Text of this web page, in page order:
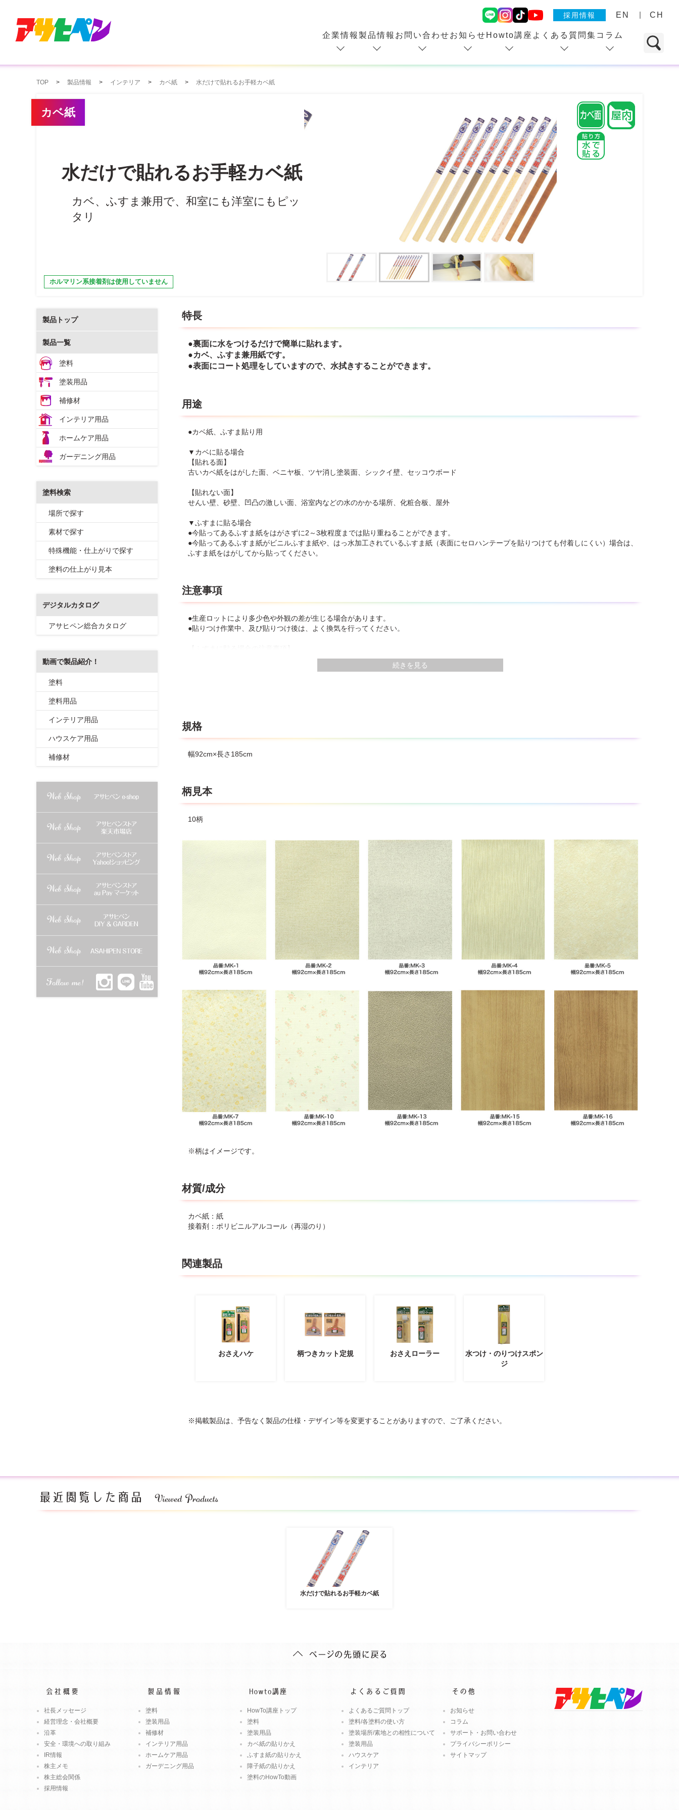
採用情報 EN CH
企業情報 製品情報 お問い合わせお知らせ Howto講座 よくある質問集 コラム
TOP 製品情報 インテリア カベ紙 水だけで貼れるお手軽カベ紙
カベ紙
水だけで貼れるお手軽カベ紙
カベ、ふすま兼用で、和室にも洋室にもピッ
タリ
ホルマリン系接着剤は使用していません
特長
●裏面に水をつけるだけで簡単に貼れます。
●カベ、ふすま兼用紙です。
●表面にコート処理をしていますので、水拭きすることができます。
用途
●カベ紙、ふすま貼り用
▼カベに貼る場合
【貼れる面】
古いカベ紙をはがした面、ベニヤ板、ツヤ消し塗装面、シックイ壁、セッコウボード
【貼れない面】
せんい壁、砂壁、凹凸の激しい面、浴室内などの水のかかる場所、化粧合板、屋外
▼ふすまに貼る場合
●今貼ってあるふすま紙をはがさずに2～3枚程度までは貼り重ねることができます。
●今貼ってあるふすま紙がビニルふすま紙や、はっ水加工されているふすま紙（表面にセロハンテープを貼りつけても付着しにくい）場合は、
ふすま紙をはがしてから貼ってください。
注意事項
●生産ロットにより多少色や外観の差が生じる場合があります。
●貼りつけ作業中、及び貼りつけ後は、よく換気を行ってください。
●濃い色柄のふすま紙の上に貼る場合は、あらかじめ濃い色柄の上に〈茶チリ〉を貼ってください。
●発泡スチロールふすまや段ボールふすまに貼る場合に、片面だけ貼り替えますと、ふすま本体がそる場合がありますので、両面とも貼り替え
続きを見る
規格
幅92cm×長さ185cm
柄見本
10柄
※柄はイメージです。
材質/成分
カベ紙：紙
接着剤：ポリビニルアルコール（再湿のり）
関連製品
おさえハケ 柄つきカット定規 おさえローラー
水つけ・のりつけスポン
ジ
※掲載製品は、予告なく製品の仕様・デザイン等を変更することがありますので、ご了承ください。
製品トップ
製品一覧
塗料
塗装用品
補修材
インテリア用品
ホームケア用品
ガーデニング用品
塗料検索
場所で探す
素材で探す
特殊機能・仕上がりで探す
塗料の仕上がり見本
デジタルカタログ
アサヒペン総合カタログ
動画で製品紹介！
塗料
塗料用品
インテリア用品
ハウスケア用品
補修材
水だけで貼れるお手軽カベ紙
社長メッセージ
経営理念・会社概要
沿革
安全・環境への取り組み
IR情報
株主メモ
株主総会関係
採用情報
塗料
塗装用品
補修材
インテリア用品
ホームケア用品
ガーデニング用品
HowTo講座トップ
塗料
塗装用品
カベ紙の貼りかえ
ふすま紙の貼りかえ
障子紙の貼りかえ
塗料のHowTo動画
よくあるご質問トップ
塗料/各塗料の使い方
塗装場所/素地との相性について
塗装用品
ハウスケア
インテリア
お知らせ
コラム
サポート・お問い合わせ
プライバシーポリシー
サイトマップ